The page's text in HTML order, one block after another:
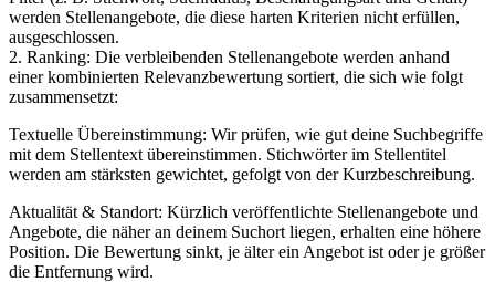
werden Stellenangebote, die diese harten Kriterien nicht erfüllen,
ausgeschlossen.
2. Ranking: Die verbleibenden Stellenangebote werden anhand
einer kombinierten Relevanzbewertung sortiert, die sich wie folgt
zusammensetzt:
Textuelle Übereinstimmung: Wir prüfen, wie gut deine Suchbegriffe
mit dem Stellentext übereinstimmen. Stichwörter im Stellentitel
werden am stärksten gewichtet, gefolgt von der Kurzbeschreibung.
Aktualität & Standort: Kürzlich veröffentlichte Stellenangebote und
Angebote, die näher an deinem Suchort liegen, erhalten eine höhere
Position. Die Bewertung sinkt, je älter ein Angebot ist oder je größer
die Entfernung wird.